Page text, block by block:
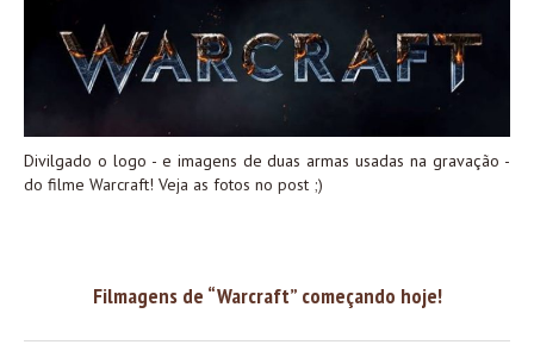
Divilgado o logo - e imagens de duas armas usadas na gravação -
do filme Warcraft! Veja as fotos no post ;)
Filmagens de “Warcraft” começando hoje!